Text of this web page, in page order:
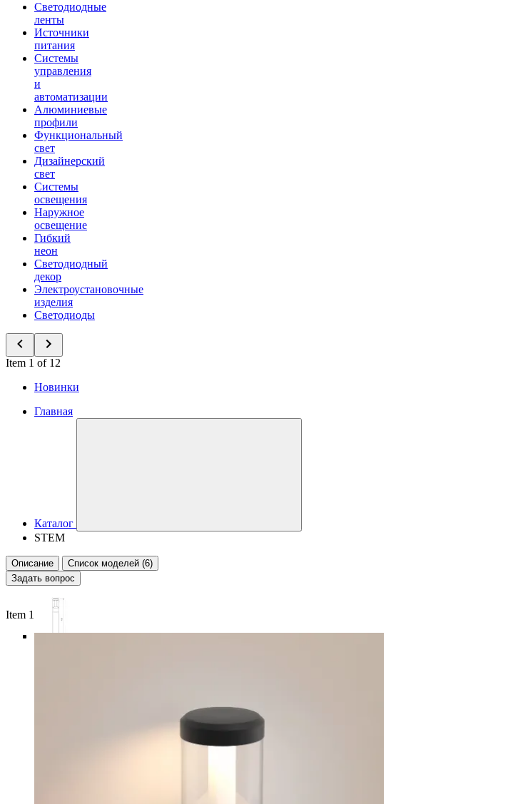
Светодиодные
ленты
Источники
питания
Системы
управления
и
автоматизации
Алюминиевые
профили
Функциональный
свет
Дизайнерский
свет
Системы
освещения
Наружное
освещение
Гибкий
неон
Светодиодный
декор
Электроустановочные
изделия
Светодиоды
Item 1 of 12
Новинки
Главная
Каталог
STEM
Описание
Список моделей (6)
Задать вопрос
Item 1 of 6